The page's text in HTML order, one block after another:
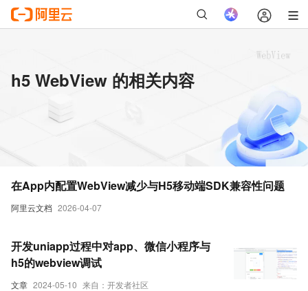
h5 WebView 的相关内容
阿里云文档 2026-04-07
在App内配置WebView减少与H5移动端SDK兼容性问题
文章 2024-05-10 来自：开发者社区
开发uniapp过程中对app、微信小程序与
h5的webview调试